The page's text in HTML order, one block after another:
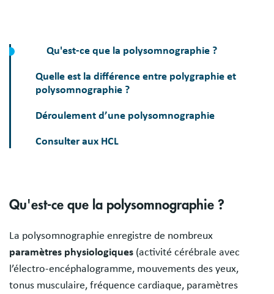
Qu'est-ce que la polysomnographie ?
Quelle est la différence entre polygraphie et
polysomnographie ?
Déroulement d’une polysomnographie
Consulter aux HCL
Qu'est-ce que la polysomnographie ?
La polysomnographie enregistre de nombreux
paramètres physiologiques (activité cérébrale avec
l’électro-encéphalogramme, mouvements des yeux,
tonus musculaire, fréquence cardiaque, paramètres